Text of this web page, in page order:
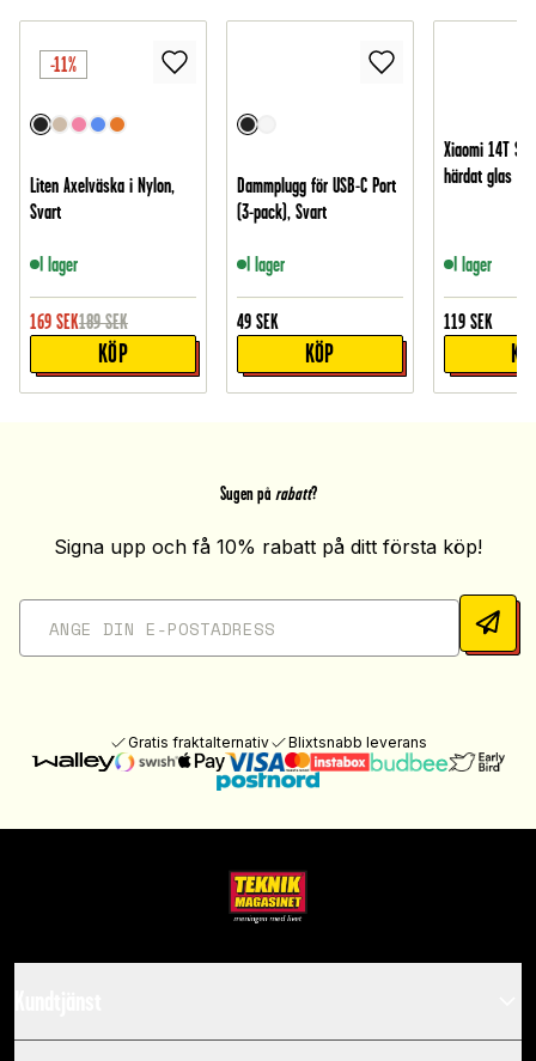
-11%
Liten Axelväska i Nylon,
Svart
I lager
169 SEK189 SEK
KÖP
Dammplugg för USB-C Port
(3-pack), Svart
I lager
49 SEK
KÖP
Xiaomi 14T
härdat glas
I lager
119 SEK
Sugen på rabatt?
Signa upp och få 10% rabatt på ditt första köp!
Gratis fraktalternativ Blixtsnabb leverans